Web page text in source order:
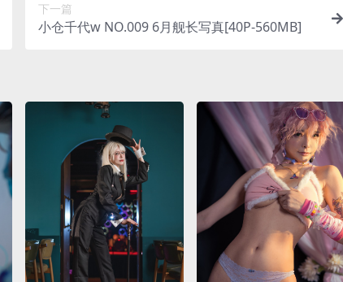
下一篇
小仓千代w NO.009 6月舰长写真[40P-560MB]